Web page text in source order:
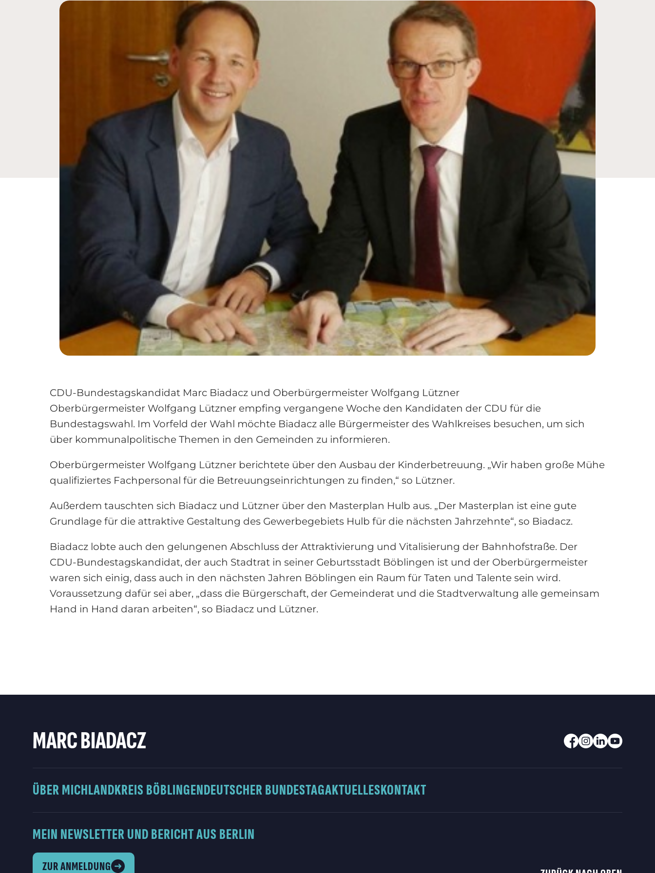
CDU-Bundestagskandidat Marc Biadacz und Oberbürgermeister Wolfgang Lützner
Oberbürgermeister Wolfgang Lützner empfing vergangene Woche den Kandidaten der CDU für die
Bundestagswahl. Im Vorfeld der Wahl möchte Biadacz alle Bürgermeister des Wahlkreises besuchen, um sich
über kommunalpolitische Themen in den Gemeinden zu informieren.
Oberbürgermeister Wolfgang Lützner berichtete über den Ausbau der Kinderbetreuung. „Wir haben große Mühe
qualifiziertes Fachpersonal für die Betreuungseinrichtungen zu finden,“ so Lützner.
Außerdem tauschten sich Biadacz und Lützner über den Masterplan Hulb aus. „Der Masterplan ist eine gute
Grundlage für die attraktive Gestaltung des Gewerbegebiets Hulb für die nächsten Jahrzehnte“, so Biadacz.
Biadacz lobte auch den gelungenen Abschluss der Attraktivierung und Vitalisierung der Bahnhofstraße. Der
CDU-Bundestagskandidat, der auch Stadtrat in seiner Geburtsstadt Böblingen ist und der Oberbürgermeister
waren sich einig, dass auch in den nächsten Jahren Böblingen ein Raum für Taten und Talente sein wird.
Voraussetzung dafür sei aber, „dass die Bürgerschaft, der Gemeinderat und die Stadtverwaltung alle gemeinsam
Hand in Hand daran arbeiten“, so Biadacz und Lützner.
MARC BIADACZ
ÜBER MICHLANDKREIS BÖBLINGENDEUTSCHER BUNDESTAGAKTUELLESKONTAKT
MEIN NEWSLETTER UND BERICHT AUS BERLIN
ZUR ANMELDUNG